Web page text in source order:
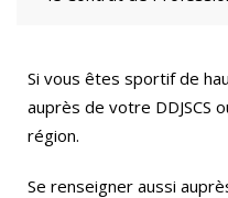
Si vous êtes sportif de
auprès de votre DDJSCS
région.
Se renseigner aussi